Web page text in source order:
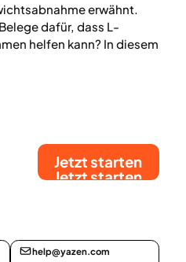
erwähnt.
dafür, dass L-
helfen kann? In diesem
Jetzt starten
Jetzt starten
help@yazen.com